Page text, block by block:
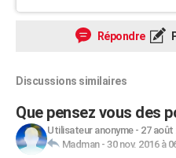
Répondre
Discussions similaires
Que pensez vous des
Utilisateur anonyme- 27 août
Madman- 30 nov. 2016 à